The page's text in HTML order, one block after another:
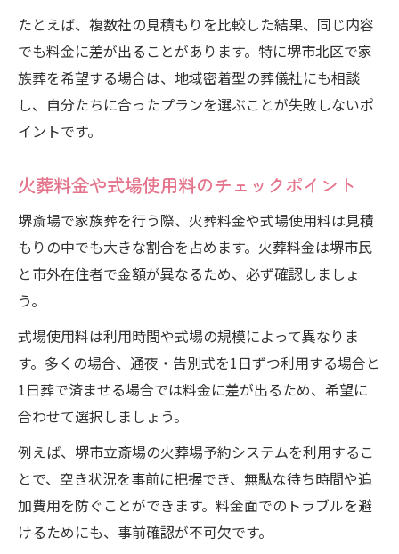
たとえば、複数社の見積もりを比較した結果、同じ内容
でも料金に差が出ることがあります。特に堺市北区で家
族葬を希望する場合は、地域密着型の葬儀社にも相談
し、自分たちに合ったプランを選ぶことが失敗しないポ
イントです。
火葬料金や式場使用料のチェックポイント
堺斎場で家族葬を行う際、火葬料金や式場使用料は見積
もりの中でも大きな割合を占めます。火葬料金は堺市民
と市外在住者で金額が異なるため、必ず確認しましょ
う。
式場使用料は利用時間や式場の規模によって異なりま
す。多くの場合、通夜・告別式を1日ずつ利用する場合と
1日葬で済ませる場合では料金に差が出るため、希望に
合わせて選択しましょう。
例えば、堺市立斎場の火葬場予約システムを利用するこ
とで、空き状況を事前に把握でき、無駄な待ち時間や追
加費用を防ぐことができます。料金面でのトラブルを避
けるためにも、事前確認が不可欠です。